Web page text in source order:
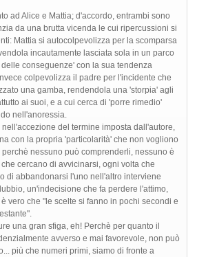
ad Alice e Mattia; d'accordo, entrambi sono
da una brutta vicenda le cui ripercussioni si
Mattia si autocolpevolizza per la scomparsa
incautamente lasciata sola in un parco
conseguenze' con la sua tendenza
colpevolizza il padre per l'incidente che
una gamba, rendendola una 'storpia' agli
ai suoi, e a cui cerca di 'porre rimedio'
nell'anoressia.
del termine imposta dall'autore,
con la propria 'particolarità' che non vogliono
nessuno può comprenderli, nessuno è
cercano di avvicinarsi, ogni volta che
di abbandonarsi l'uno nell'altro interviene
un'indecisione che fa perdere l'attimo,
vero che "le scelte si fanno in pochi secondi e
una gran sfiga, eh! Perchè per quanto il
avverso e mai favorevole, non può
più che numeri primi, siamo di fronte a